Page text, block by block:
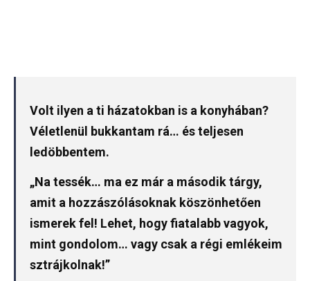
Volt ilyen a ti házatokban is a konyhában?
Véletlenül bukkantam rá… és teljesen
ledöbbentem.
„Na tessék… ma ez már a második tárgy,
amit a hozzászólásoknak köszönhetően
ismerek fel! Lehet, hogy fiatalabb vagyok,
mint gondolom… vagy csak a régi emlékeim
sztrájkolnak!”